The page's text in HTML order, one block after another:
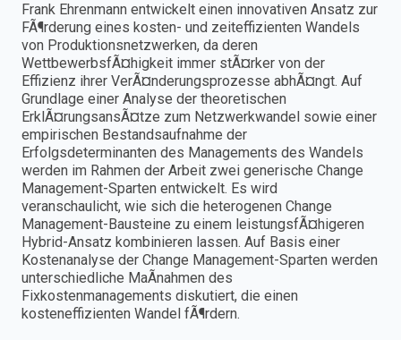
Frank Ehrenmann entwickelt einen innovativen Ansatz zur
FÃ¶rderung eines kosten- und zeiteffizienten Wandels
von Produktionsnetzwerken, da deren
WettbewerbsfÃ¤higkeit immer stÃ¤rker von der
Effizienz ihrer VerÃ¤nderungsprozesse abhÃ¤ngt. Auf
Grundlage einer Analyse der theoretischen
ErklÃ¤rungsansÃ¤tze zum Netzwerkwandel sowie einer
empirischen Bestandsaufnahme der
Erfolgsdeterminanten des Managements des Wandels
werden im Rahmen der Arbeit zwei generische Change
Management-Sparten entwickelt. Es wird
veranschaulicht, wie sich die heterogenen Change
Management-Bausteine zu einem leistungsfÃ¤higeren
Hybrid-Ansatz kombinieren lassen. Auf Basis einer
Kostenanalyse der Change Management-Sparten werden
unterschiedliche MaÃnahmen des
Fixkostenmanagements diskutiert, die einen
kosteneffizienten Wandel fÃ¶rdern.